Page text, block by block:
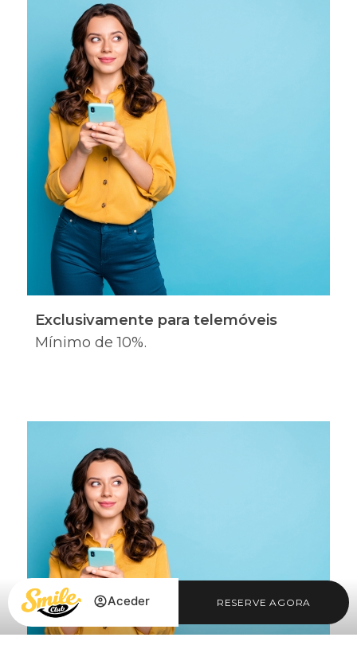
Aceder RESERVE AGORA
Exclusivamente para telemóveis
Mínimo de 10%.